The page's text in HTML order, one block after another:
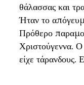
θάλασσας και
Ήταν το
Πρόθερο
Χριστούγεννα.
είχε τάρανδους.